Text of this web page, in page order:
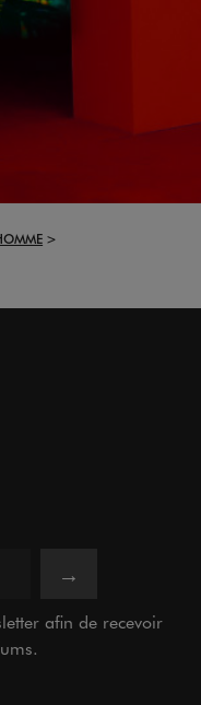
→
afin de recevoir